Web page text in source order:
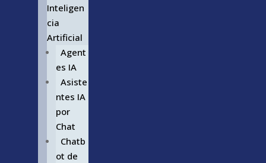
Inteligen
cia
Artificial
Agent
es IA
Asiste
ntes IA
por
Chat
Chatb
ot de